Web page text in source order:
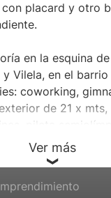
placard y otro
en la esquina
Vilela, en el barrio
coworking,
de 21 x mts,
pileta
juegos para niños,
optativa (no
Ver más